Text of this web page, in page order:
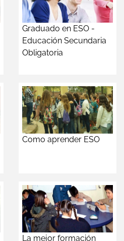
Graduado en ESO -
Educación Secundaria
Obligatoria
Como aprender ESO
La mejor formación